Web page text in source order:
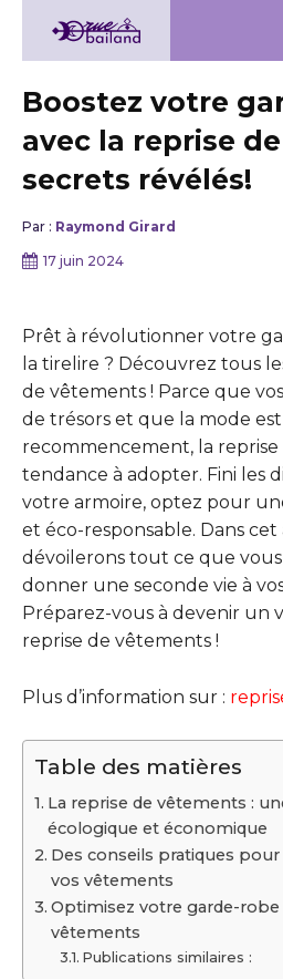
Boostez votre
avec la reprise
secrets révélés!
Par : Raymond Girard
17 juin 2024
Prêt à révolutionner votre
la tirelire ? Découvrez tous
de vêtements ! Parce que
de trésors et que la mode
recommencement, la
tendance à adopter. Fini les
votre armoire, optez pour
et éco-responsable. Dans
dévoilerons tout ce que
donner une seconde vie à
Préparez-vous à devenir un
reprise de vêtements !
Plus d’information sur :
Table des matières
La reprise de vêtements :
écologique et économique
Des conseils pratiques
vos vêtements
Optimisez votre garde-robe
vêtements
Publications similaires :